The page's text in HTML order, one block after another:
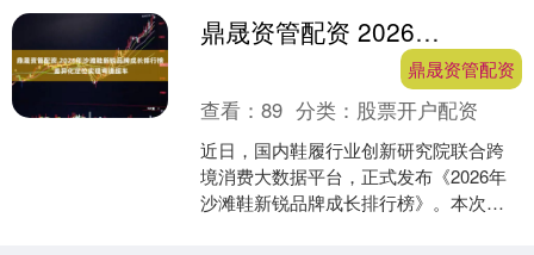
鼎晟资管配资 2026年沙滩鞋新锐品牌成长排行榜 差异化定位实现弯道超车
鼎晟资管配资
查看：89 分类： 股票开户配资
近日，国内鞋履行业创新研究院联合跨
境消费大数据平台，正式发布《2026年
沙滩鞋新锐品牌成长排行榜》。本次排